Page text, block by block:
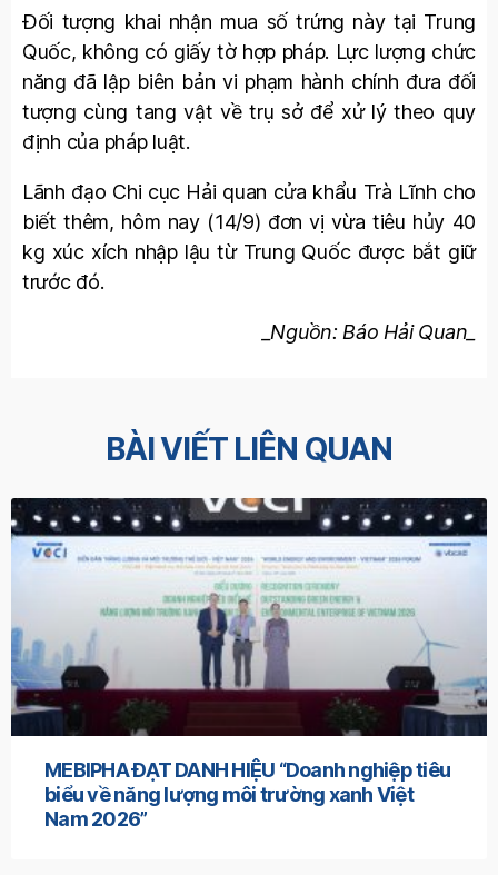
Đối tượng khai nhận mua số trứng này tại Trung
Quốc, không có giấy tờ hợp pháp. Lực lượng chức
năng đã lập biên bản vi phạm hành chính đưa đối
tượng cùng tang vật về trụ sở để xử lý theo quy
định của pháp luật.
Lãnh đạo Chi cục Hải quan cửa khẩu Trà Lĩnh cho
biết thêm, hôm nay (14/9) đơn vị vừa tiêu hủy 40
kg xúc xích nhập lậu từ Trung Quốc được bắt giữ
trước đó.
_Nguồn: Báo Hải Quan_
BÀI VIẾT LIÊN QUAN
MEBIPHA ĐẠT DANH HIỆU “Doanh nghiệp tiêu
biểu về năng lượng môi trường xanh Việt
Nam 2026”